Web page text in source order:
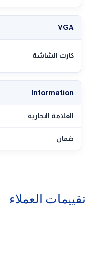
VGA
كارت الشاشة
Information
العلامة التجارية
ضمان
تقييمات العملاء